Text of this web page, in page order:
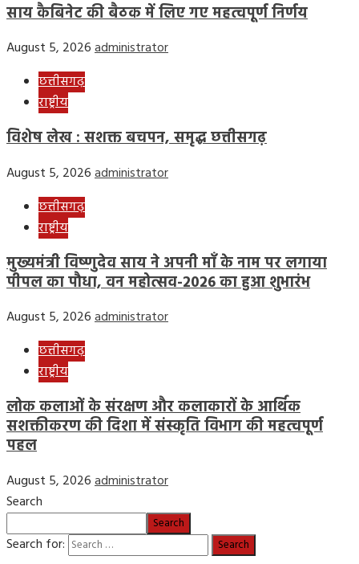
साय कैबिनेट की बैठक में लिए गए महत्वपूर्ण निर्णय
August 5, 2026administrator
छत्तीसगढ़
राष्ट्रीय
विशेष लेख : सशक्त बचपन, समृद्ध छत्तीसगढ़
August 5, 2026administrator
छत्तीसगढ़
राष्ट्रीय
मुख्यमंत्री विष्णुदेव साय ने अपनी माँ के नाम पर लगाया
पीपल का पौधा, वन महोत्सव-2026 का हुआ शुभारंभ
August 5, 2026administrator
छत्तीसगढ़
राष्ट्रीय
लोक कलाओं के संरक्षण और कलाकारों के आर्थिक
सशक्तीकरण की दिशा में संस्कृति विभाग की महत्वपूर्ण
पहल
August 5, 2026administrator
Search
Search
Search for: